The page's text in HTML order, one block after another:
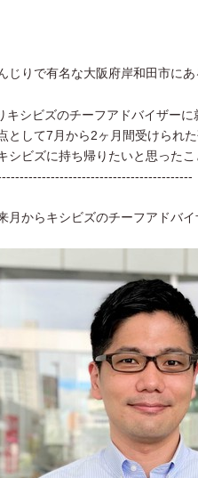
じりで有名な大阪府岸和田市に
キシビズのチーフアドバイザーに
として7月から2ヶ月間受けられた
シビズに持ち帰りたいと思ったこ
月からキシビズのチーフアドバイ